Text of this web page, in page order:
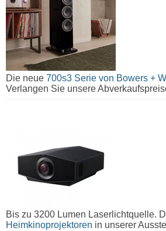
Die neue 700s3 Serie von Bowers +
Verlangen Sie unsere
Bis zu 3200 Lumen Laserlichtquelle.
Heimkinoprojektoren in unserer